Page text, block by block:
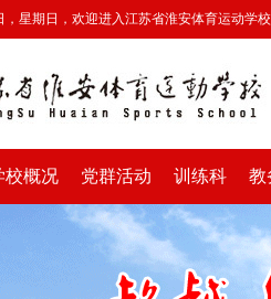
，星期日，欢迎进入江苏省淮安体育运动学
校概况 党群活动 训练科 教